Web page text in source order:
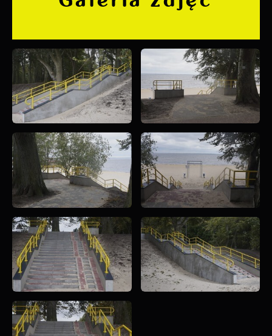
witryny internetowej. Treści promocyjne mogą
lub firm będących naszymi partnerami oraz
innych dostawców usług. Firmy te działają w
charakterze pośredników prezentujących nasze
treści w postaci wiadomości, ofert,
komunikatów mediów społecznościowych.